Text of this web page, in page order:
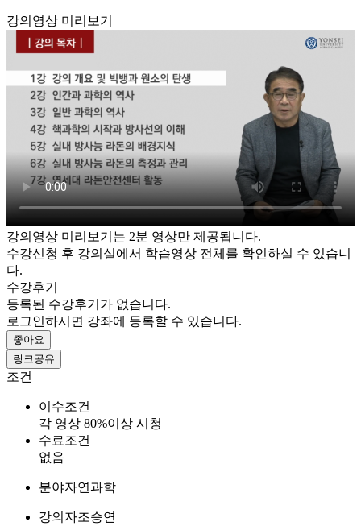
강의영상 미리보기
강의영상 미리보기는 2분 영상만 제공됩니다.
수강신청 후 강의실에서 학습영상 전체를 확인하실 수 있습니
다.
수강후기
등록된 수강후기가 없습니다.
로그인하시면 강좌에 등록할 수 있습니다.
좋아요
링크공유
조건
이수조건
각 영상 80%이상 시청
수료조건
없음
분야자연과학
강의자조승연